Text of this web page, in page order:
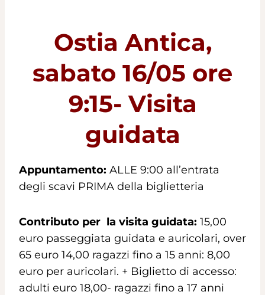
Ostia Antica,
sabato 16/05 ore
9:15- Visita
guidata
Appuntamento: ALLE 9:00 all’entrata
degli scavi PRIMA della biglietteria
Contributo per la visita guidata: 15,00
euro passeggiata guidata e auricolari, over
65 euro 14,00 ragazzi fino a 15 anni: 8,00
euro per auricolari. + Biglietto di accesso:
adulti euro 18,00- ragazzi fino a 17 anni